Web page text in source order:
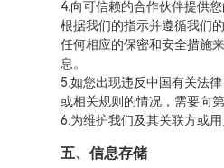
4.向可信赖的合作伙伴提供
根据我们的指示并遵循我们
任何相应的保密和安全措施
息。
5.如您出现违反中国有关法
或相关规则的情况，需要向第
6.为维护我们及其关联方或用
五、信息存储